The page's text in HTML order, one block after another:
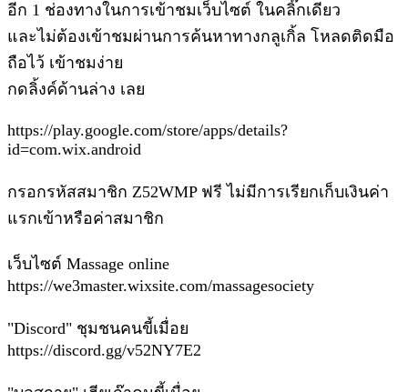
อีก 1 ช่องทางในการเข้าชมเว็บไซต์ ในคลิ๊กเดียว
และไม่ต้องเข้าชมผ่านการค้นหาทางกลูเกิ้ล โหลดติดมือ
ถือไว้ เข้าชมง่าย
กดลิ้งค์ด้านล่าง เลย
https://play.google.com/store/apps/details?
id=com.wix.android
กรอกรหัสสมาชิก Z52WMP ฟรี ไม่มีการเรียกเก็บเงินค่า
แรกเข้าหรือค่าสมาชิก
เว็บไซต์ Massage online
https://we3master.wixsite.com/massagesociety
"Discord" ชุมชนคนขี้เมื่อย
https://discord.gg/v52NY7E2